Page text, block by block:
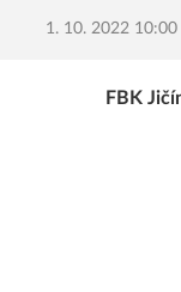
1. 10. 2022 10:00
FBK